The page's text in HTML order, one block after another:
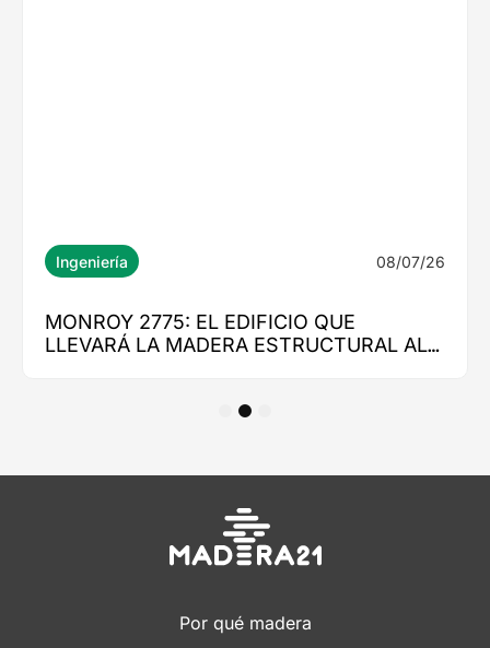
Por qué madera